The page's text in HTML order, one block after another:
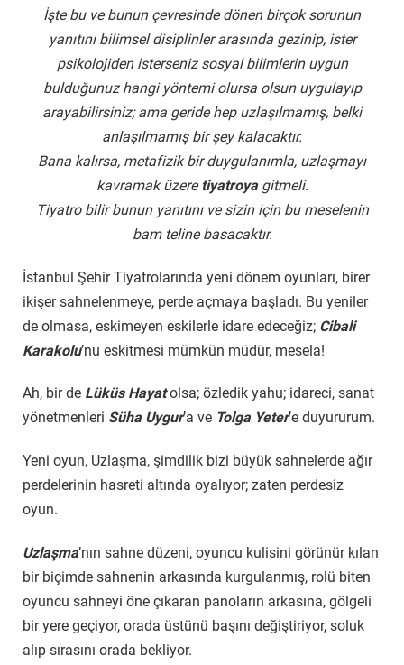
İşte bu ve bunun çevresinde dönen birçok sorunun
yanıtını bilimsel disiplinler arasında gezinip, ister
psikolojiden isterseniz sosyal bilimlerin uygun
bulduğunuz hangi yöntemi olursa olsun uygulayıp
arayabilirsiniz; ama geride hep uzlaşılmamış, belki
anlaşılmamış bir şey kalacaktır.
Bana kalırsa, metafizik bir duygulanımla, uzlaşmayı
kavramak üzeretiyatroya gitmeli.
Tiyatro bilir bunun yanıtını ve sizin için bu meselenin
bam teline basacaktır.
İstanbul Şehir Tiyatrolarında yeni dönem oyunları, birer
ikişer sahnelenmeye, perde açmaya başladı. Bu yeniler
de olmasa, eskimeyen eskilerle idare edeceğiz; Cibali
Karakolu’nu eskitmesi mümkün müdür, mesela!
Ah, bir de Lüküs Hayatolsa; özledik yahu; idareci, sanat
yönetmenleri Süha Uygur’a ve Tolga Yeter’e duyururum.
Yeni oyun, Uzlaşma, şimdilik bizi büyük sahnelerde ağır
perdelerinin hasreti altında oyalıyor; zaten perdesiz
oyun.
Uzlaşma’nın sahne düzeni, oyuncu kulisini görünür kılan
bir biçimde sahnenin arkasında kurgulanmış, rolü biten
oyuncu sahneyi öne çıkaran panoların arkasına, gölgeli
bir yere geçiyor, orada üstünü başını değiştiriyor, soluk
alıp sırasını orada bekliyor.